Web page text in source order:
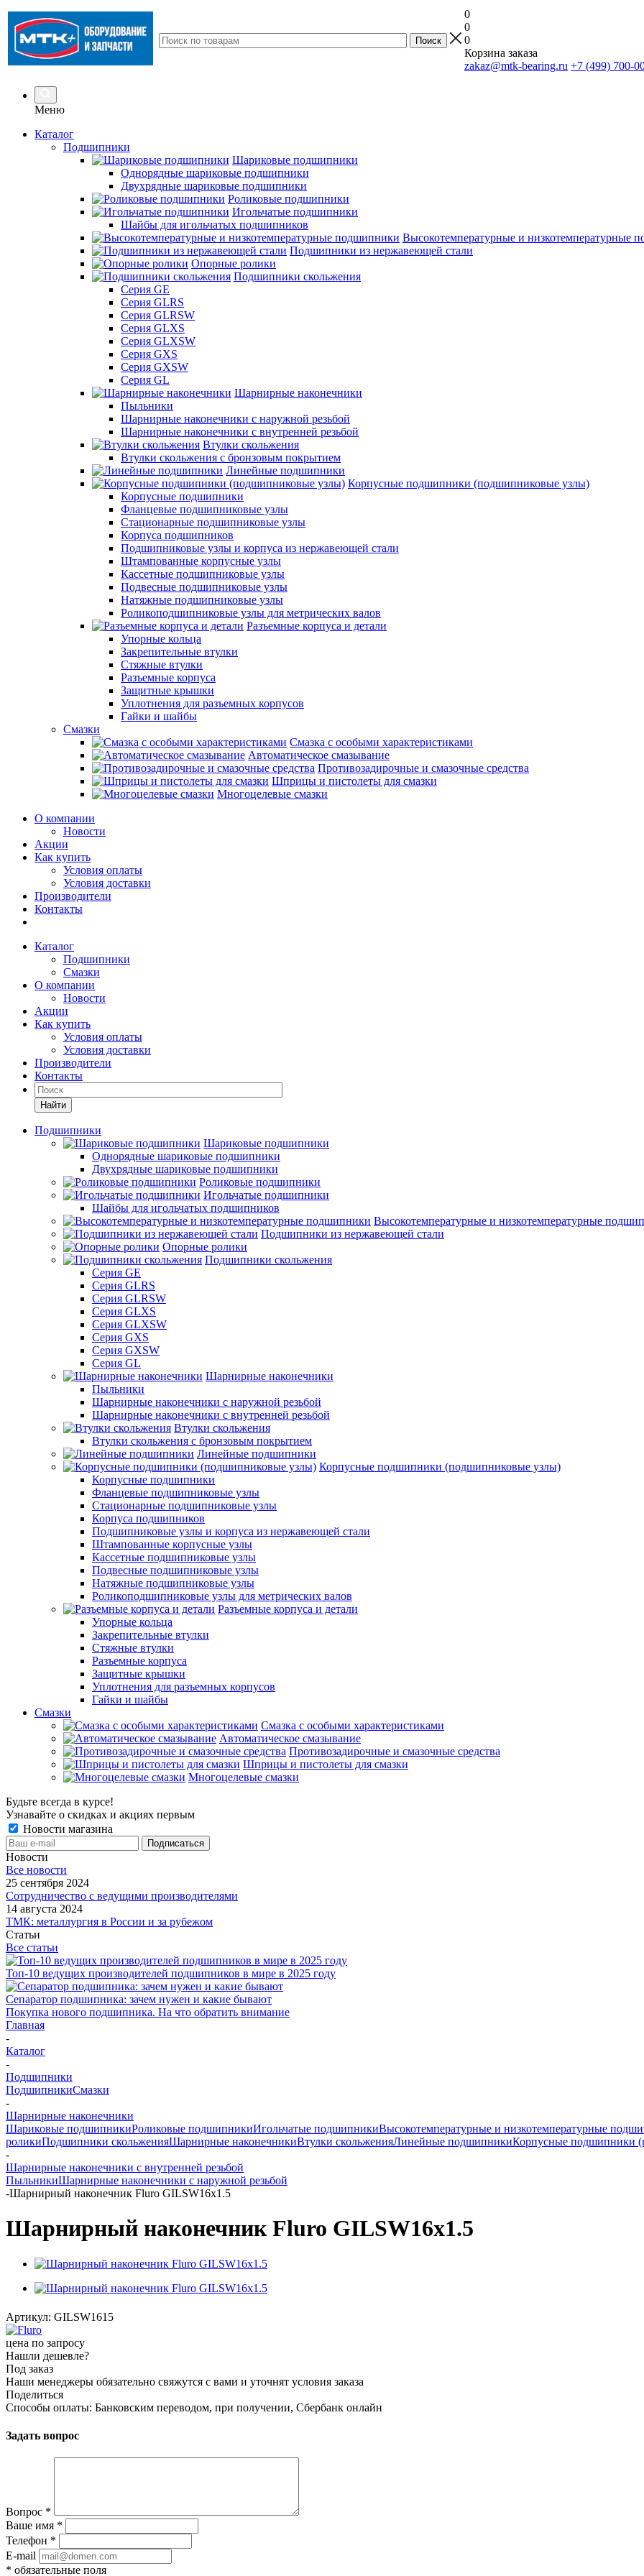
0
0
0
Корзина заказа
zakaz@mtk-bearing.ru +7 (499) 700-
Меню
Каталог
Подшипники
Шариковые подшипники
Однорядные шариковые подшипники
Двухрядные шариковые подшипники
Роликовые подшипники
Игольчатые подшипники
Шайбы для игольчатых подшипников
Высокотемпературные и низкотемпературные
Подшипники из нержавеющей стали
Опорные ролики
Подшипники скольжения
Серия GE
Серия GLRS
Серия GLRSW
Серия GLXS
Серия GLXSW
Серия GXS
Серия GXSW
Серия GL
Шарнирные наконечники
Пыльники
Шарнирные наконечники с наружной резьбой
Шарнирные наконечники с внутренней резьбой
Втулки скольжения
Втулки скольжения с бронзовым покрытием
Линейные подшипники
Корпусные подшипники (подшипниковые узлы)
Корпусные подшипники
Фланцевые подшипниковые узлы
Стационарные подшипниковые узлы
Корпуса подшипников
Подшипниковые узлы и корпуса из нержавеющей стали
Штампованные корпусные узлы
Кассетные подшипниковые узлы
Подвесные подшипниковые узлы
Натяжные подшипниковые узлы
Роликоподшипниковые узлы для метрических валов
Разъемные корпуса и детали
Упорные кольца
Закрепительные втулки
Стяжные втулки
Разъемные корпуса
Защитные крышки
Уплотнения для разъемных корпусов
Гайки и шайбы
Смазки
Смазка с особыми характеристиками
Автоматическое смазывание
Противозадирочные и смазочные средства
Шприцы и пистолеты для смазки
Многоцелевые смазки
О компании
Новости
Акции
Как купить
Условия оплаты
Условия доставки
Производители
Контакты
Каталог
Подшипники
Смазки
О компании
Новости
Акции
Как купить
Условия оплаты
Условия доставки
Производители
Контакты
Найти
Подшипники
Шариковые подшипники
Однорядные шариковые подшипники
Двухрядные шариковые подшипники
Роликовые подшипники
Игольчатые подшипники
Шайбы для игольчатых подшипников
Высокотемпературные и низкотемпературные
Подшипники из нержавеющей стали
Опорные ролики
Подшипники скольжения
Серия GE
Серия GLRS
Серия GLRSW
Серия GLXS
Серия GLXSW
Серия GXS
Серия GXSW
Серия GL
Шарнирные наконечники
Пыльники
Шарнирные наконечники с наружной резьбой
Шарнирные наконечники с внутренней резьбой
Втулки скольжения
Втулки скольжения с бронзовым покрытием
Линейные подшипники
Корпусные подшипники (подшипниковые узлы)
Корпусные подшипники
Фланцевые подшипниковые узлы
Стационарные подшипниковые узлы
Корпуса подшипников
Подшипниковые узлы и корпуса из нержавеющей стали
Штампованные корпусные узлы
Кассетные подшипниковые узлы
Подвесные подшипниковые узлы
Натяжные подшипниковые узлы
Роликоподшипниковые узлы для метрических валов
Разъемные корпуса и детали
Упорные кольца
Закрепительные втулки
Стяжные втулки
Разъемные корпуса
Защитные крышки
Уплотнения для разъемных корпусов
Гайки и шайбы
Смазки
Смазка с особыми характеристиками
Автоматическое смазывание
Противозадирочные и смазочные средства
Шприцы и пистолеты для смазки
Многоцелевые смазки
Будьте всегда в курсе!
Узнавайте о скидках и акциях первым
Новости магазина
Новости
Все новости
25 сентября 2024
Сотрудничество с ведущими производителями
14 августа 2024
ТМК: металлургия в России и за рубежом
Статьи
Все статьи
Топ-10 ведущих производителей подшипников в мире в 2025 году
Сепаратор подшипника: зачем нужен и какие бывают
Покупка нового подшипника. На что обратить внимание
Главная
-
Каталог
-
Подшипники
ПодшипникиСмазки
-
Шарнирные наконечники
Шариковые подшипникиРоликовые подшипникиИгольчатые подшипникиВысокотемпературные и низкотемпературные
роликиПодшипники скольженияШарнирные наконечникиВтулки скольженияЛинейные подшипникиКорпусные подшипники
-
Шарнирные наконечники с внутренней резьбой
ПыльникиШарнирные наконечники с наружной резьбой
-Шарнирный наконечник Fluro GILSW16x1.5
Шарнирный наконечник Fluro GILSW16x1.5
Артикул: GILSW1615
цена по запросу
Нашли дешевле?
Под заказ
Наши менеджеры обязательно свяжутся с вами и уточнят условия заказа
Поделиться
Способы оплаты: Банковским переводом, при получении, Сбербанк онлайн
Задать вопрос
Вопрос *
Ваше имя *
Телефон *
E-mail
* обязательные поля